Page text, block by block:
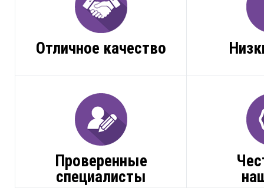
Отличное качество
Проверенные
специалисты